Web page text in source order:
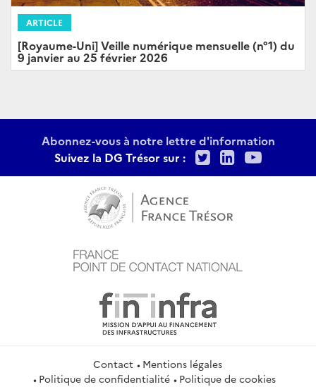
ARTICLE
[Royaume-Uni] Veille numérique mensuelle (n°1) du
9 janvier au 25 février 2026
Abonnez-vous à notre lettre d'information
Suivez la DG Trésor sur :
TwitterLinkedIn
Contact
Mentions légales
Politique de confidentialité
Politique de cookies